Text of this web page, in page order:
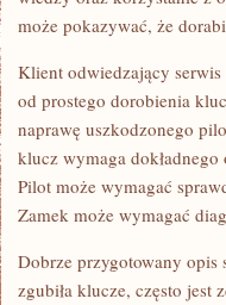
może pokazywać, że
Klient odwiedzający
od prostego dorobienia
naprawę uszkodzonego
klucz wymaga
Pilot może wymagać
Zamek może wymagać
Dobrze przygotowany
zgubiła klucze, często jest